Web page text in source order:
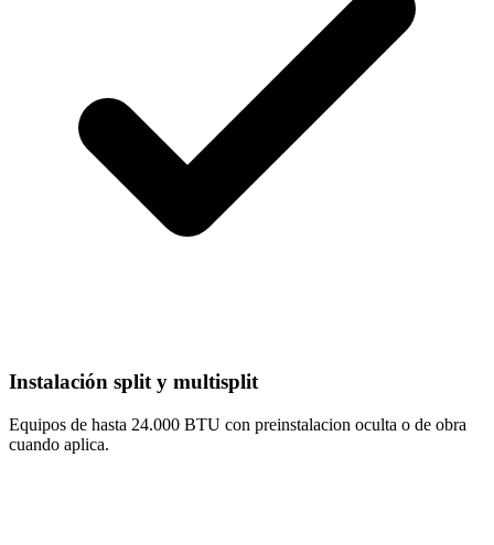
Instalación split y multisplit
Equipos de hasta 24.000 BTU con preinstalacion oculta o de obra
cuando aplica.